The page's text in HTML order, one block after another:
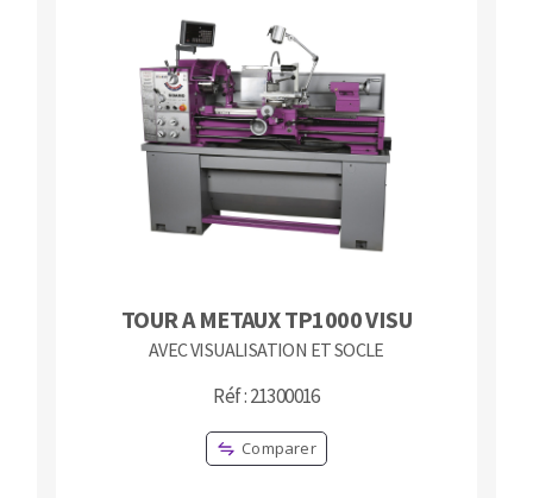
TOUR A METAUX TP1000 VISU
AVEC VISUALISATION ET SOCLE
Réf : 21300016
Comparer